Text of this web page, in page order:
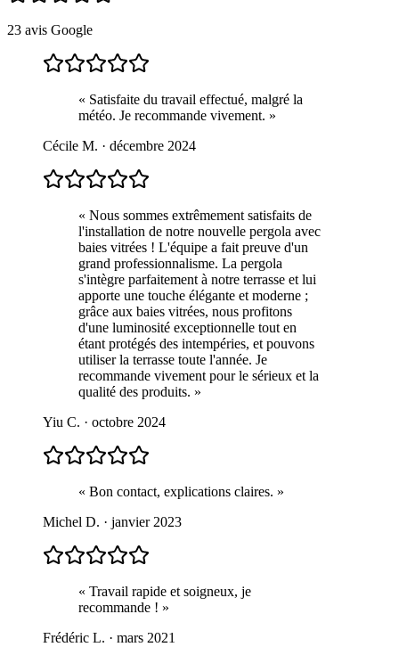
23 avis Google
« Satisfaite du travail effectué, malgré la
météo. Je recommande vivement. »
Cécile M. · décembre 2024
« Nous sommes extrêmement satisfaits de
l'installation de notre nouvelle pergola avec
baies vitrées ! L'équipe a fait preuve d'un
grand professionnalisme. La pergola
s'intègre parfaitement à notre terrasse et lui
apporte une touche élégante et moderne ;
grâce aux baies vitrées, nous profitons
d'une luminosité exceptionnelle tout en
étant protégés des intempéries, et pouvons
utiliser la terrasse toute l'année. Je
recommande vivement pour le sérieux et la
qualité des produits. »
Yiu C. · octobre 2024
« Bon contact, explications claires. »
Michel D. · janvier 2023
« Travail rapide et soigneux, je
recommande ! »
Frédéric L. · mars 2021